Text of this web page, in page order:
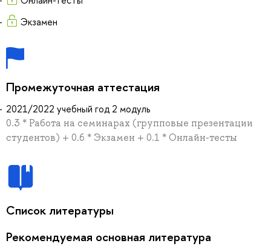
Экзамен
Промежуточная аттестация
2021/2022 учебный год 2 модуль
0.3 * Работа на семинарах (групповые презентации
студентов) + 0.6 * Экзамен + 0.1 * Онлайн-тесты
Список литературы
Рекомендуемая основная литература